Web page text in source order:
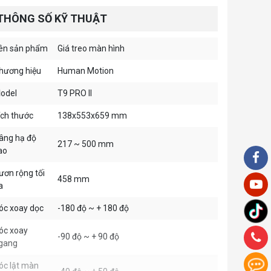
SỐ KỸ THUẬT
sản phẩm Giá treo màn hình
hiệu Human Motion
T9 PRO II
thước 138x553x659 mm
hạ độ
217 ~ 500 mm
rộng tối
458 mm
xoay dọc -180 độ ~ + 180 độ
xoay
-90 độ ~ + 90 độ
lật màn